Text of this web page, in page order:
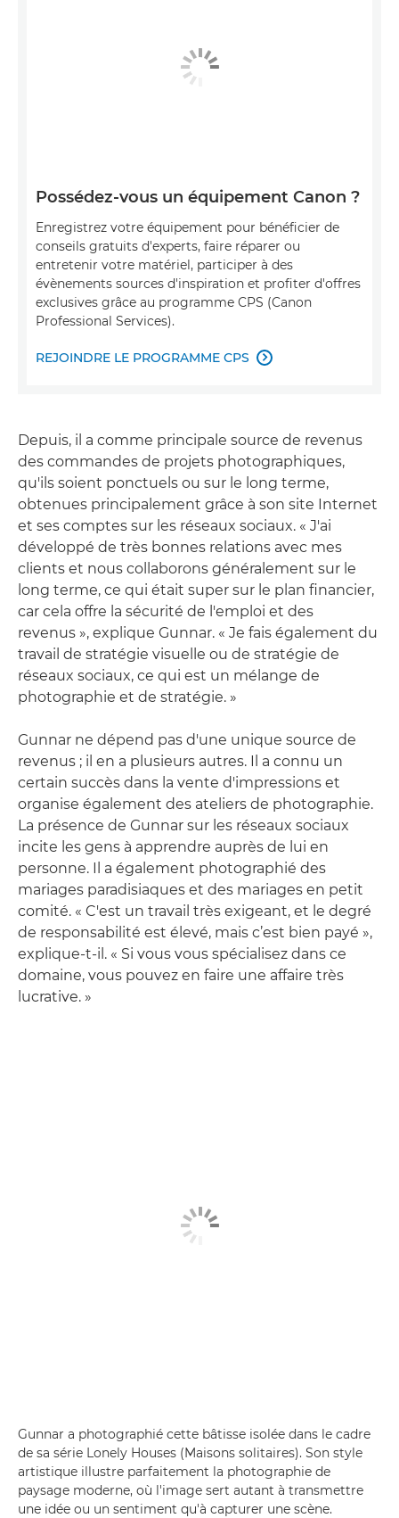
Possédez-vous un équipement Canon ?
Enregistrez votre équipement pour bénéficier de
conseils gratuits d'experts, faire réparer ou
entretenir votre matériel, participer à des
évènements sources d'inspiration et profiter d'offres
exclusives grâce au programme CPS (Canon
Professional Services).
REJOINDRE LE PROGRAMME CPS 
Depuis, il a comme principale source de revenus
des commandes de projets photographiques,
qu'ils soient ponctuels ou sur le long terme,
obtenues principalement grâce à son site Internet
et ses comptes sur les réseaux sociaux. « J'ai
développé de très bonnes relations avec mes
clients et nous collaborons généralement sur le
long terme, ce qui était super sur le plan financier,
car cela offre la sécurité de l'emploi et des
revenus », explique Gunnar. « Je fais également du
travail de stratégie visuelle ou de stratégie de
réseaux sociaux, ce qui est un mélange de
photographie et de stratégie. »
Gunnar ne dépend pas d'une unique source de
revenus ; il en a plusieurs autres. Il a connu un
certain succès dans la vente d'impressions et
organise également des ateliers de photographie.
La présence de Gunnar sur les réseaux sociaux
incite les gens à apprendre auprès de lui en
personne. Il a également photographié des
mariages paradisiaques et des mariages en petit
comité. « C'est un travail très exigeant, et le degré
de responsabilité est élevé, mais c’est bien payé »,
explique-t-il. « Si vous vous spécialisez dans ce
domaine, vous pouvez en faire une affaire très
lucrative. »
Gunnar a photographié cette bâtisse isolée dans le cadre
de sa série Lonely Houses (Maisons solitaires). Son style
artistique illustre parfaitement la photographie de
paysage moderne, où l'image sert autant à transmettre
une idée ou un sentiment qu'à capturer une scène.